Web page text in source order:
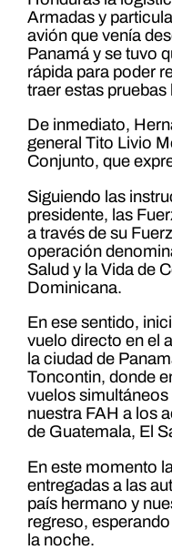
Armadas y
avión que venía
Panamá y se tuvo
rápida para poder
traer estas
De inmediato,
general Tito Livio
Conjunto, que
Siguiendo las
presidente, las
a través de su
operación
Salud y la Vida de
Dominicana.
En ese sentido,
vuelo directo en el
la ciudad de
Toncontin, donde
vuelos
nuestra FAH a los
de Guatemala, El
En este momento
entregadas a las
país hermano y
regreso,
la noche.